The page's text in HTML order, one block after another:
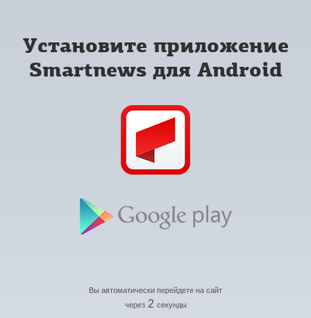
Установите приложение
Smartnews для Android
Вы автоматически перейдете на сайт
через 2 секунды